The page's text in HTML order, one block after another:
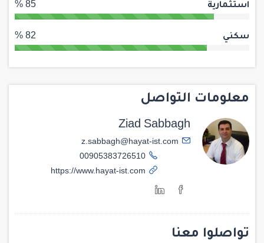
استثمارية 85 %
سكني 82 %
معلومات التواصل
Ziad Sabbagh
z.sabbagh@hayat-ist.com
تواصلوا معنا